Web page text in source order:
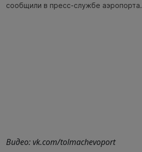
сообщили в пресс-службе аэропорта.
Видео: vk.com/tolmachevoport